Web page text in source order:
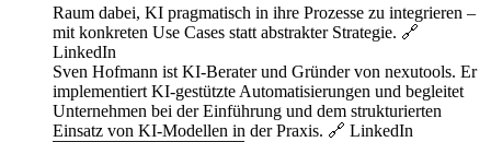
Raum dabei, KI pragmatisch in ihre Prozesse zu integrieren –
mit konkreten Use Cases statt abstrakter Strategie. 🔗
LinkedIn
Sven Hofmann ist KI-Berater und Gründer von nexutools. Er
implementiert KI-gestützte Automatisierungen und begleitet
Unternehmen bei der Einführung und dem strukturierten
Einsatz von KI-Modellen in der Praxis. 🔗 LinkedIn